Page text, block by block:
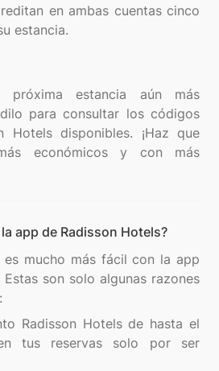
en ambas cuentas cinco
estancia.
estancia aún más
para consultar los códigos
Hotels disponibles. ¡Haz que
económicos y con más
app de Radisson Hotels?
es mucho más fácil con la app
son solo algunas razones
Radisson Hotels de hasta el
tus reservas solo por ser